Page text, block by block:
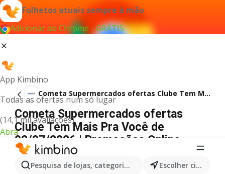
Folhetos atuais sempre à mão
Adicionar ao Chrome - GRÁTIS
App Kimbino
Todas as ofertas num só lugar
(14,1 mil avaliações)
Abra
Pesquisa de lojas, categorias,produtos... Escolher cidade
Cometa Supermercados ofertas Clube Tem Mais Pra Você
Cometa Supermercados ofertas
Clube Tem Mais Pra Você de
02/07/2026 | Promoções Online